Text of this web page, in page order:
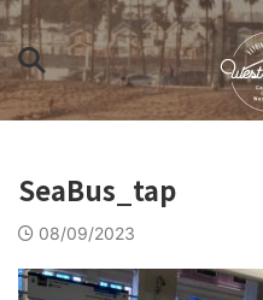
SeaBus_tap
08/09/2023